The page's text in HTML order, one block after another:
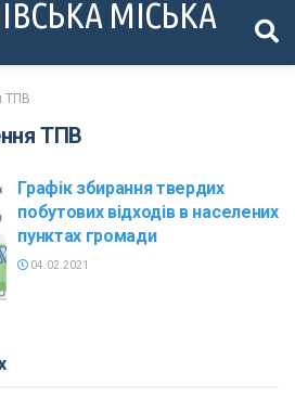
МІСЬКА
ТПВ
ТПВ
Графік збирання твердих
побутових відходів в населених
пунктах громади
04.02.2021